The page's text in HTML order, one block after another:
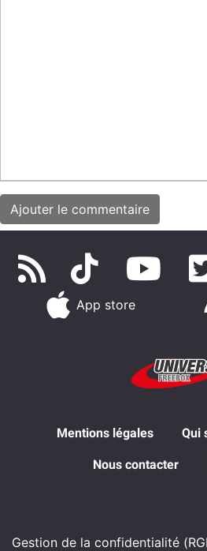
App store
Mentions légales Qui
Nous contacter
Gestion de la confidentialité